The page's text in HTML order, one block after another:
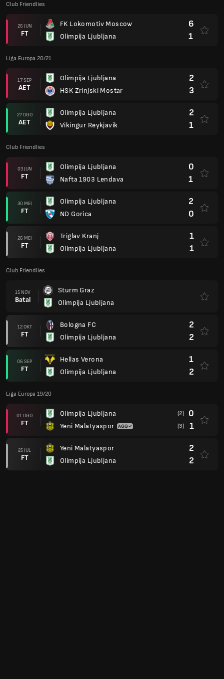
Club Friendlies
26 JUN
FT
FK Lokomotiv Moscow
Olimpija Ljubljana
6
1
Liga Europa 20/21
17 SEP
AET
Olimpija Ljubljana
HSK Zrinjski Mostar
2
3
27 OGO
AET
Olimpija Ljubljana
Vikingur Reykjavik
2
1
Club Friendlies
03 JUN
FT
Olimpija Ljubljana
Nafta 1903 Lendava
0
1
30 MEI
FT
Olimpija Ljubljana
ND Gorica
2
0
26 MEI
FT
Triglav Kranj
Olimpija Ljubljana
1
1
Club Friendlies
15 NOV
Batal
Sturm Graz
Olimpija Ljubljana
12 OKT
FT
Bologna FC
Olimpija Ljubljana
2
2
06 SEP
FT
Hellas Verona
Olimpija Ljubljana
1
2
Liga Europa 19/20
01 OGO
FT
Olimpija Ljubljana
Yeni Malatyaspor
(2) 0
(3) 1
25 JUL
FT
Yeni Malatyaspor
Olimpija Ljubljana
2
2